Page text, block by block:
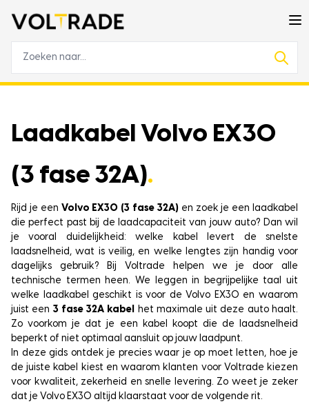
Laadkabel Volvo EX30
(3 fase 32A).
Rijd je een Volvo EX30 (3 fase 32A)en zoek je een laadkabel
die perfect past bij de laadcapaciteit van jouw auto? Dan wil
je vooral duidelijkheid: welke kabel levert de snelste
laadsnelheid, wat is veilig, en welke lengtes zijn handig voor
dagelijks gebruik? Bij Voltrade helpen we je door alle
technische termen heen. We leggen in begrijpelijke taal uit
welke laadkabel geschikt is voor de Volvo EX30 en waarom
juist een 3 fase 32A kabel het maximale uit deze auto haalt.
Zo voorkom je dat je een kabel koopt die de laadsnelheid
beperkt of niet optimaal aansluit op jouw laadpunt.
In deze gids ontdek je precies waar je op moet letten, hoe je
de juiste kabel kiest en waarom klanten voor Voltrade kiezen
voor kwaliteit, zekerheid en snelle levering. Zo weet je zeker
dat je Volvo EX30 altijd klaarstaat voor de volgende rit.